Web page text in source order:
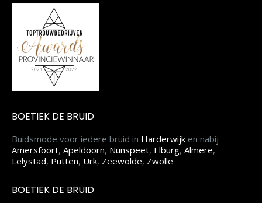
BOETIEK DE BRUID
Buidsmode voor iedere bruid in Harderwijk en nabij
Amersfoort, Apeldoorn, Nunspeet, Elburg, Almere,
Lelystad, Putten, Urk, Zeewolde, Zwolle
BOETIEK DE BRUID